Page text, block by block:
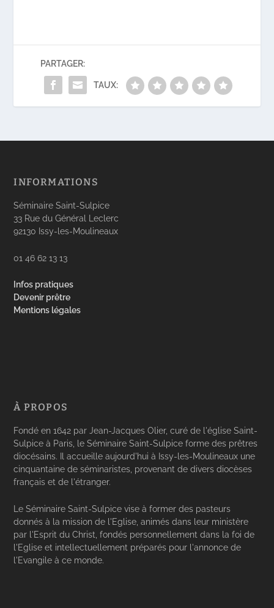
PARTAGER:
TAUX:
INFORMATIONS
Séminaire Saint-Sulpice
33 Rue du Général Leclerc
92130 Issy-les-Moulineaux
01 46 62 13 13
Infos pratiques
Devenir prêtre
Mentions légales
À PROPOS
Fondé en 1642 par Jean-Jacques Olier, curé de l'église Saint-
Sulpice à Paris, le Séminaire Saint-Sulpice forme des prêtres
diocésains. Il accueille aujourd'hui à Issy-les-Moulineaux une
cinquantaine de séminaristes, provenant de divers diocèses
français et de l'étranger.
Le Séminaire Saint-Sulpice vise à former des pasteurs
donnés à la mission de l'Eglise, animés dans leur ministère
par l'Esprit du Christ, fondés personnellement dans la foi de
l'Eglise et intellectuellement préparés pour l'annonce de
l'Evangile à ce monde.